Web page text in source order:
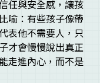
任與安全感，讓孩
喻：有些孩子像帶
表他不需要人，只
才會慢慢說出真正
走進內心，而不是